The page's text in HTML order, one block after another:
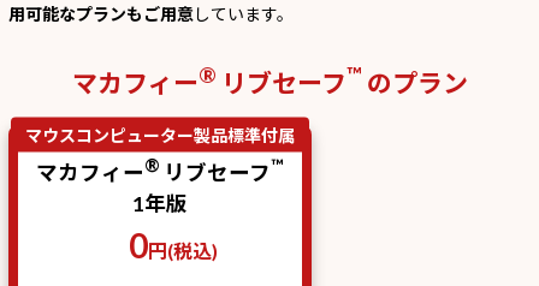
用可能なプランもご用意 しています。
マカフィー® リブセーフ™ のプラン
マウスコンピューター製品標準付属
マカフィー® リブセーフ™
1年版
0円(税込)